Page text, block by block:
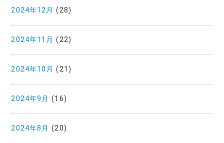
2024年12月 (28)
2024年11月 (22)
2024年10月 (21)
2024年9月 (16)
2024年8月 (20)